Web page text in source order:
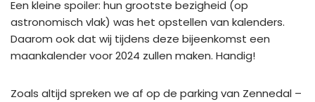
Een kleine spoiler: hun grootste bezigheid (op
astronomisch vlak) was het opstellen van kalenders.
Daarom ook dat wij tijdens deze bijeenkomst een
maankalender voor 2024 zullen maken. Handig!
Zoals altijd spreken we af op de parking van Zennedal –